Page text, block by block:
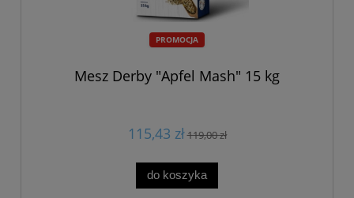
PROMOCJA
Mesz Derby "Apfel Mash" 15 kg
115,43 zł119,00 zł
do koszyka